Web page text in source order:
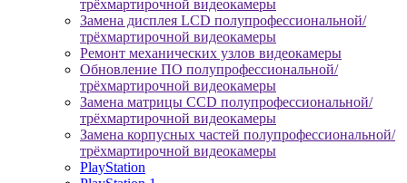
трёхмартирочной видеокамеры
Замена дисплея LCD полупрофессиональной/
трёхмартирочной видеокамеры
Ремонт механических узлов видеокамеры
Обновление ПО полупрофессиональной/
трёхмартирочной видеокамеры
Замена матрицы CCD полупрофессиональной/
трёхмартирочной видеокамеры
Замена корпусных частей полупрофессиональной/
трёхмартирочной видеокамеры
PlayStation